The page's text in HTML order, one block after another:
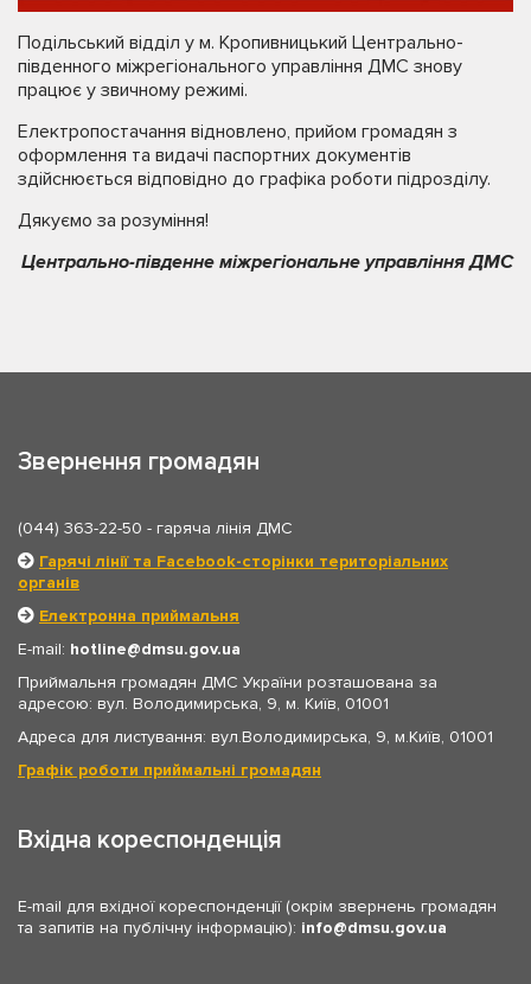
Подільський відділ у м. Кропивницький Центрально-
південного міжрегіонального управління ДМС знову
працює у звичному режимі.
Електропостачання відновлено, прийом громадян з
оформлення та видачі паспортних документів
здійснюється відповідно до графіка роботи підрозділу.
Дякуємо за розуміння!
Центрально-південне міжрегіональне управління ДМС
Звернення громадян
(044) 363-22-50 - гаряча лінія ДМС
Гарячі лінії та Facebook-сторінки територіальних
органів
Електронна приймальня
E-mail: hotline
dmsu.gov.ua
Приймальня громадян ДМС України розташована за
адресою: вул. Володимирська, 9, м. Київ, 01001
Адреса для листування: вул.Володимирська, 9, м.Київ, 01001
Графік роботи приймальні громадян
Вхідна кореспонденція
E-mail для вхідної кореспонденції (окрім звернень громадян
та запитів на публічну інформацію): info dmsu.gov.ua